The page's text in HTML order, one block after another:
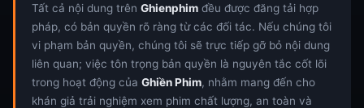
Tất cả nội dung trên Ghienphim đều được đăng tải hợp
pháp, có bản quyền rõ ràng từ các đối tác. Nếu chúng tôi
vi phạm bản quyền, chúng tôi sẽ trực tiếp gỡ bỏ nội dung
liên quan; việc tôn trọng bản quyền là nguyên tắc cốt lõi
trong hoạt động của Ghiền Phim, nhằm mang đến cho
khán giả trải nghiệm xem phim chất lượng, an toàn và